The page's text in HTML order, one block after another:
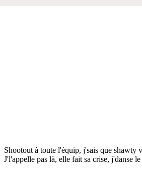
Shootout à toute l'équip, j'sais que shawty
J'l'appelle pas là, elle fait sa crise, j'danse